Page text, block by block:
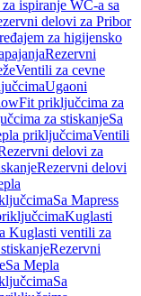
ispiranje WC-a sa
delovi za Pribor
za higijensko
Rezervni
Ventili za cevne
Ugaoni
priključcima za
za stiskanjeSa
priključcimaVentili
delovi za
Rezervni delovi
Sa Mapress
Kuglasti
Kuglasti ventili za
Rezervni
Sa Mepla
Sa